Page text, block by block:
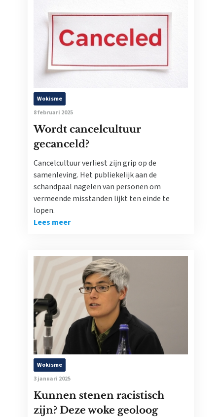
Wokisme
8 februari 2025
Wordt cancelcultuur
gecanceld?
Cancelcultuur verliest zijn grip op de
samenleving. Het publiekelijk aan de
schandpaal nagelen van personen om
vermeende misstanden lijkt ten einde te
lopen.
Lees meer
Wokisme
3 januari 2025
Kunnen stenen racistisch
zijn? Deze woke geoloog